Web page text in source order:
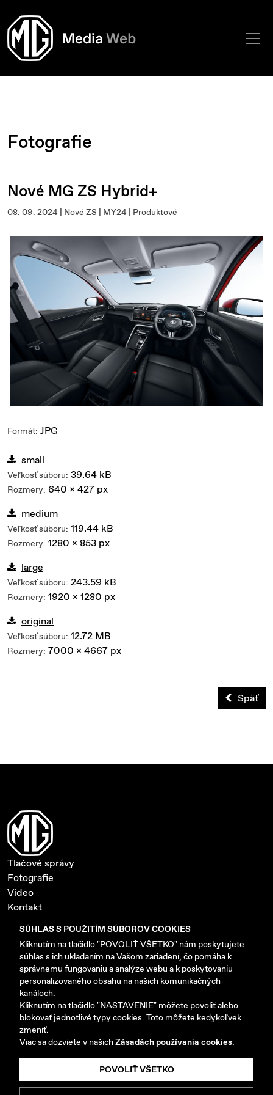
Fotografie
Nové MG ZS Hybrid+
08. 09. 2024 | Nové ZS | MY24 | Produktové
Formát: JPG
small
Veľkosť súboru: 39.64 kB
Rozmery: 640 x 427 px
medium
Veľkosť súboru: 119.44 kB
Rozmery: 1280 x 853 px
large
Veľkosť súboru: 243.59 kB
Rozmery: 1920 x 1280 px
original
Veľkosť súboru: 12.72 MB
Rozmery: 7000 x 4667 px
Späť
Tlačové správy
Fotografie
Video
Kontakt
Ochrana súkromia a cookies
Nastavenie cookies
www.mgmotor-slovakia.sk
Copyright © 2026 AB MOTORS SK s.r.o. Všetky práva
vyhradené.
Picabo.cz, a.s.
SÚHLAS S POUŽITÍM SÚBOROV COOKIES
Kliknutím na tlačidlo "POVOLIŤ VŠETKO" nám poskytujete
súhlas s ich ukladaním na Vašom zariadení, čo pomáha k
správnemu fungovaniu a analýze webu a k poskytovaniu
personalizovaného obsahu na našich komunikačných
kanáloch.
Kliknutím na tlačidlo "NASTAVENIE" môžete povoliť alebo
blokovať jednotlivé typy cookies. Toto môžete kedykoľvek
zmeniť.
Viac sa dozviete v našichZásadách používania cookies.
POVOLIŤ VŠETKO